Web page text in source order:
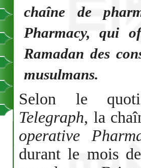
chaîne de
Pharmacy, qui
Ramadan des
musulmans.
Selon le
Telegraph, la
operative
durant le mois